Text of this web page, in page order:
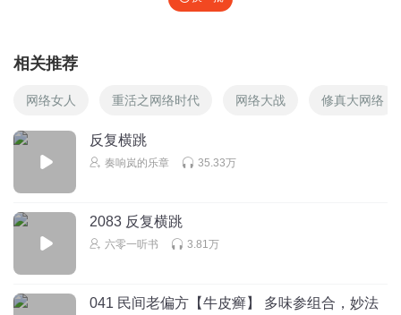
相关推荐
网络女人 重活之网络时代 网络大战 修真大网络
反复横跳
奏响岚的乐章 35.33万
2083 反复横跳
六零一听书 3.81万
041 民间老偏方【牛皮癣】 多味参组合，妙法